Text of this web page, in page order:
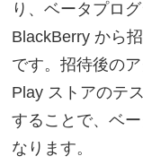
り、ベータプロ
BlackBerry から
です。招待後の
Play ストアのテ
することで、ベ
なります。